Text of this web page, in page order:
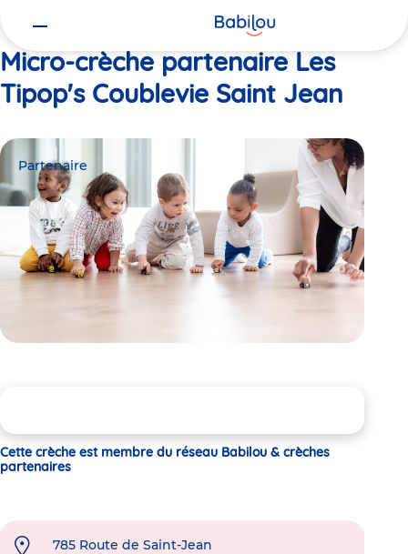
Micro-crèche partenaire Les
Tipop's Coublevie Saint Jean
Partenaire
Cette crèche est membre du réseau Babilou & crèches
partenaires
785 Route de Saint-Jean